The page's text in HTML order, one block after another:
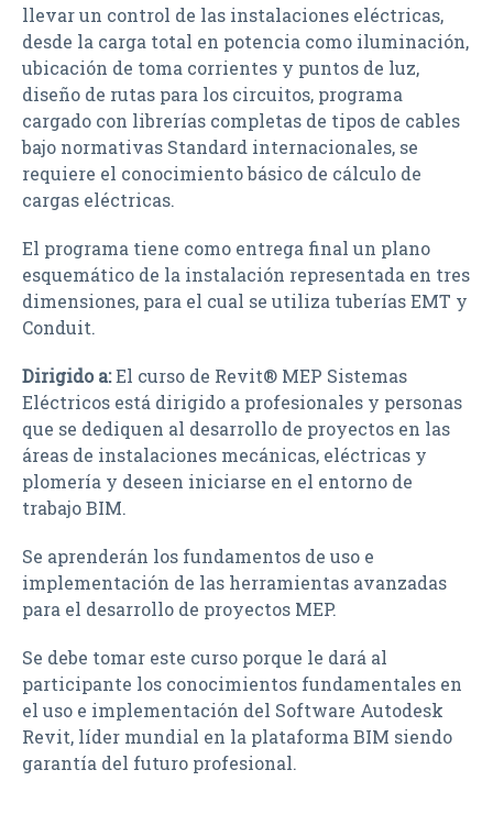
llevar un control de las instalaciones eléctricas,
desde la carga total en potencia como iluminación,
ubicación de toma corrientes y puntos de luz,
diseño de rutas para los circuitos, programa
cargado con librerías completas de tipos de cables
bajo normativas Standard internacionales, se
requiere el conocimiento básico de cálculo de
cargas eléctricas.
El programa tiene como entrega final un plano
esquemático de la instalación representada en tres
dimensiones, para el cual se utiliza tuberías EMT y
Conduit.
Dirigido a:El curso de Revit® MEP Sistemas
Eléctricos está dirigido a profesionales y personas
que se dediquen al desarrollo de proyectos en las
áreas de instalaciones mecánicas, eléctricas y
plomería y deseen iniciarse en el entorno de
trabajo BIM.
Se aprenderán los fundamentos de uso e
implementación de las herramientas avanzadas
para el desarrollo de proyectos MEP.
Se debe tomar este curso porque le dará al
participante los conocimientos fundamentales en
el uso e implementación del Software Autodesk
Revit, líder mundial en la plataforma BIM siendo
garantía del futuro profesional.